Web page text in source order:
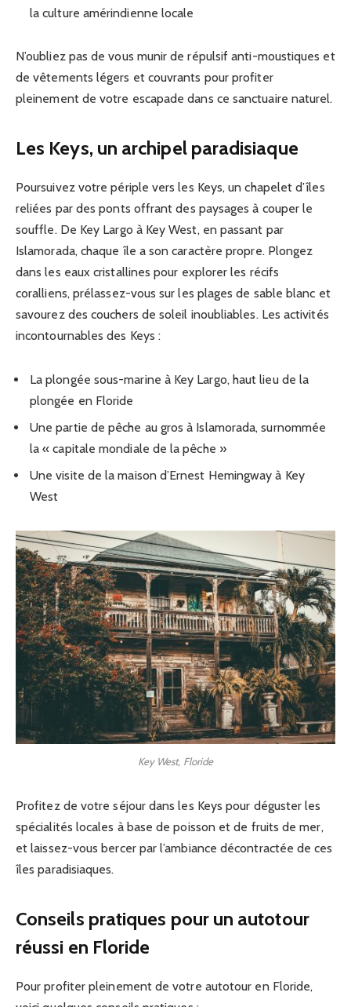
la culture amérindienne locale
N’oubliez pas de vous munir de répulsif anti-moustiques et
de vêtements légers et couvrants pour profiter
pleinement de votre escapade dans ce sanctuaire naturel.
Les Keys, un archipel paradisiaque
Poursuivez votre périple vers les Keys, un chapelet d’îles
reliées par des ponts offrant des paysages à couper le
souffle. De Key Largo à Key West, en passant par
Islamorada, chaque île a son caractère propre. Plongez
dans les eaux cristallines pour explorer les récifs
coralliens, prélassez-vous sur les plages de sable blanc et
savourez des couchers de soleil inoubliables. Les activités
incontournables des Keys :
La plongée sous-marine à Key Largo, haut lieu de la
plongée en Floride
Une partie de pêche au gros à Islamorada, surnommée
la « capitale mondiale de la pêche »
Une visite de la maison d’Ernest Hemingway à Key
West
Key West, Floride
Profitez de votre séjour dans les Keys pour déguster les
spécialités locales à base de poisson et de fruits de mer,
et laissez-vous bercer par l’ambiance décontractée de ces
îles paradisiaques.
Conseils pratiques pour un autotour
réussi en Floride
Pour profiter pleinement de votre autotour en Floride,